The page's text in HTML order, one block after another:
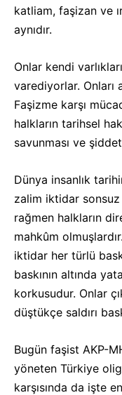
katliam, faşizan ve
aynıdır.
Onlar kendi
varediyorlar.
Faşizme karşı
halkların tarihsel
savunması ve
Dünya insanlık
zalim iktidar sonsuz
rağmen halkların
mahkûm
iktidar her türlü
baskının altında
korkusudur. Onlar
düştükçe saldırı
Bugün faşist AKP-
yöneten Türkiye
karşısında da işte